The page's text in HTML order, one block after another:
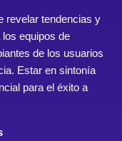
revelar tendencias y
equipos de
de los usuarios
Estar en sintonía
para el éxito a